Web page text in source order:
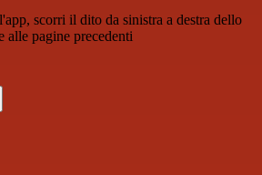
scorri il dito da sinistra a destra dello
alle pagine precedenti